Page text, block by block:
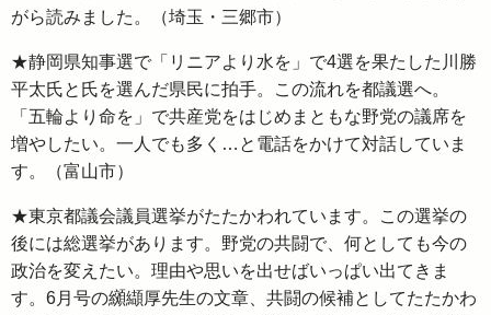
がら読みました。（埼玉・三郷市）
★静岡県知事選で「リニアより水を」で4選を果たした川勝
平太氏と氏を選んだ県民に拍手。この流れを都議選へ。
「五輪より命を」で共産党をはじめまともな野党の議席を
増やしたい。一人でも多く…と電話をかけて対話していま
す。（富山市）
★東京都議会議員選挙がたたかわれています。この選挙の
後には総選挙があります。野党の共闘で、何としても今の
政治を変えたい。理由や思いを出せばいっぱい出てきま
す。6月号の纐纈厚先生の文章、共闘の候補としてたたかわ